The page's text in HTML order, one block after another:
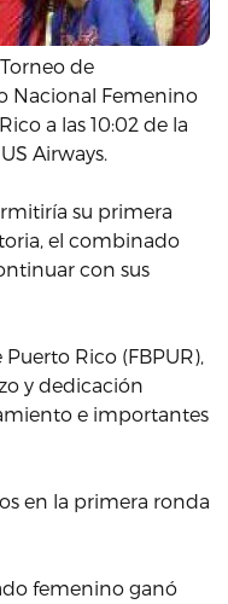
de
Nacional Femenino
a las 10:02 de la
Airways.
su primera
el combinado
con sus
Rico (FBPUR),
y dedicación
e importantes
en la primera ronda
femenino ganó